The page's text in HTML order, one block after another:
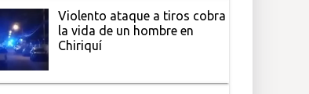
Violento ataque a tiros cobra
la vida de un hombre en
Chiriquí